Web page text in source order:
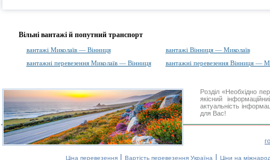
Вільні вантажі й попутний транспорт
вантажі Миколаїв — Вінниця
вантажі Вінниця — Миколаїв
вантажні перевезення Миколаїв — Вінниця
вантажні перевезення Вінниця —
Розділ «Необхідно
якісний
актуальність
для Вас!
Ціна перевезення| Вартість перевезення Україна | Ціни на